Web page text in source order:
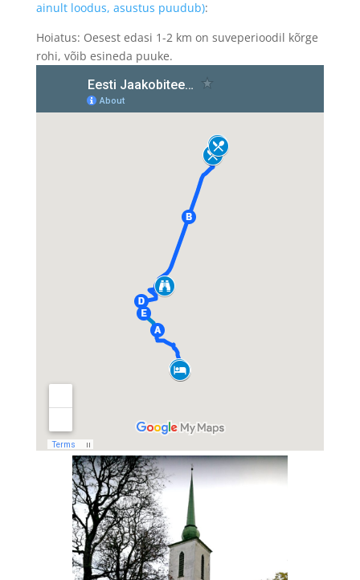
ainult loodus, asustus puudub):
Hoiatus: Oesest edasi 1-2 km on suveperioodil kõrge
rohi, võib esineda puuke.